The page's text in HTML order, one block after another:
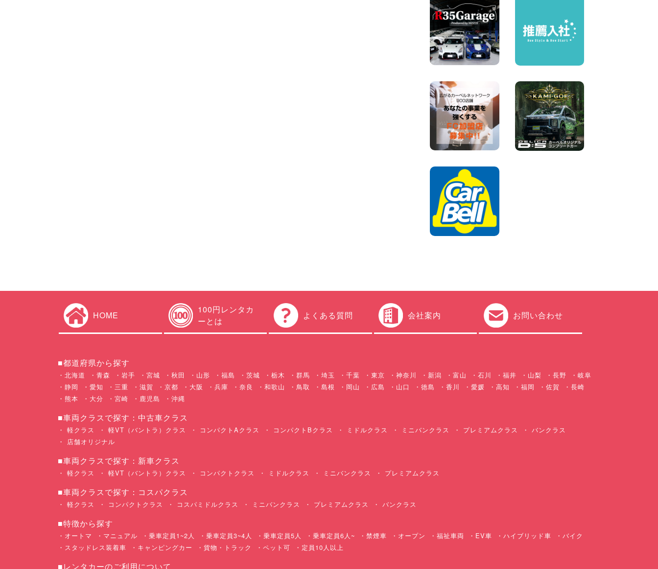
※※超格安日額5,800円※※荷物
運びに最適の軽バンのレンタ
カー!! 出雲ドーム前店 島根県
出雲ドーム前店
100円レンタカー 出雲ドーム前
人気のスペイドワゴン ライト
100円レンタカー 羽田空港
2026年08月04日
お引越しに便利で最適!(禁煙
車両) 香川県 坂出川津店
100円レンタカー 坂出川津
2026年08月04日
ちょっとそこまで。もっと気
軽に 埼玉県 西武秩父駅前店
圧倒的な存在感!【トヨタ・メ
ガクルーザー】を体感できる
チャンスです! 千葉県 千葉北
店
★五所川原の夏を100円レン
HOME
100円レンタカ
ーとは
よくある質問 会社案内 お問い合わせ
■都道府県から探す
北海道 青森 岩手 宮城 秋田 山形 福島 茨城 栃木 群馬 埼玉 千葉 東京 神奈川 新潟 富山 石川 福井 山梨 長野
岐阜
静岡
愛知 三重 滋賀 京都 大阪 兵庫 奈良 和歌山 鳥取 島根 岡山 広島 山口 徳島 香川 愛媛 高知 福岡 佐賀
長崎
熊本
大分 宮崎 鹿児島 沖縄
■車両クラスで探す：中古車クラス
軽クラス 軽VT（バントラ）クラス コンパクトAクラス コンパクトBクラス ミドルクラス ミニバンクラス プレミアムクラス
バンクラス
店舗オリジナル
■車両クラスで探す：新車クラス
軽クラス 軽VT（バントラ）クラス コンパクトクラス ミドルクラス ミニバンクラス プレミアムクラス
■車両クラスで探す：コスパクラス
軽クラス コンパクトクラス コスパミドルクラス ミニバンクラス プレミアムクラス バンクラス
■特徴から探す
オートマ マニュアル 乗車定員1~2人 乗車定員3~4人 乗車定員5人 乗車定員6人~ 禁煙車 オープン 福祉車両 EV車 ハイブリッド車
バイク
スタッドレス装着車
キャンピングカー 貨物・トラック ペット可 定員10人以上
■レンタカーのご利用について